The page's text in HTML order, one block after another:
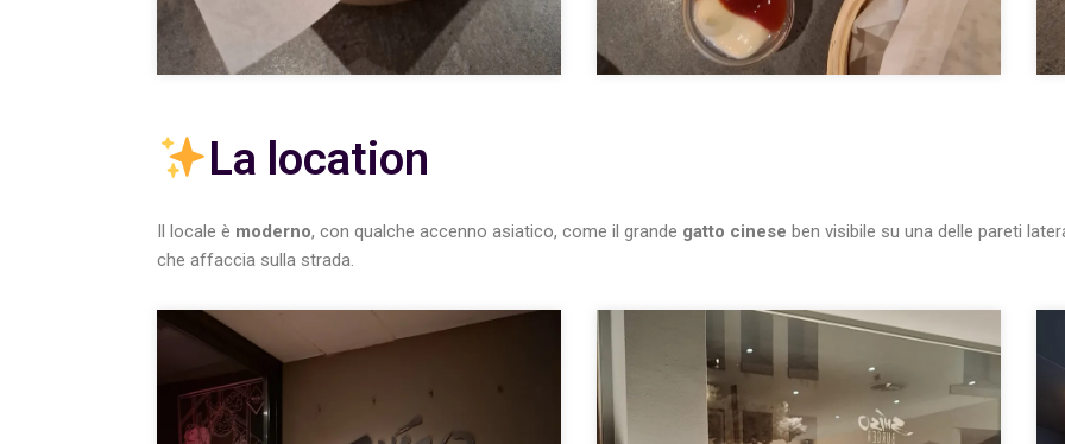
La location
Il locale è moderno, con qualche accenno asiatico, come il grande gatto cinese ben visibile su una delle pareti
che affaccia sulla strada.